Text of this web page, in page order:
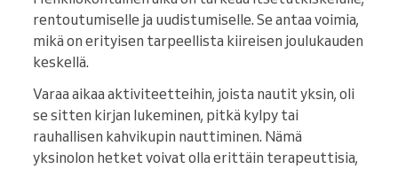
rentoutumiselle ja uudistumiselle. Se antaa voimia,
mikä on erityisen tarpeellista kiireisen joulukauden
keskellä.
Varaa aikaa aktiviteetteihin, joista nautit yksin, oli
se sitten kirjan lukeminen, pitkä kylpy tai
rauhallisen kahvikupin nauttiminen. Nämä
yksinolon hetket voivat olla erittäin terapeuttisia,